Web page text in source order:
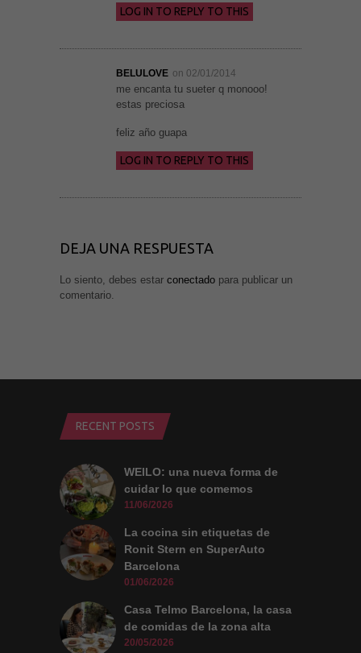
LOG IN TO REPLY TO THIS
BELULOVE on 02/01/2014
me encanta tu sueter q monooo!
estas preciosa
feliz año guapa
LOG IN TO REPLY TO THIS
DEJA UNA RESPUESTA
Lo siento, debes estar conectado para publicar un
comentario.
RECENT POSTS
WEILO: una nueva forma de
cuidar lo que comemos
11/06/2026
La cocina sin etiquetas de
Ronit Stern en SuperAuto
Barcelona
01/06/2026
Casa Telmo Barcelona, la casa
de comidas de la zona alta
20/05/2026
funcionalidades
desaparecerán
Al compartir tus
aumentas la
posibilidad de